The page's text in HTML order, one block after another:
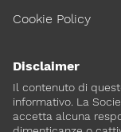
Cookie Policy
Disclaimer
Il contenuto di
informativo. La
accetta alcuna